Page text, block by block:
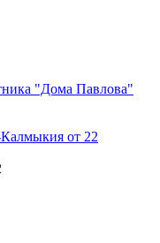
"Дома Павлова"
от 22